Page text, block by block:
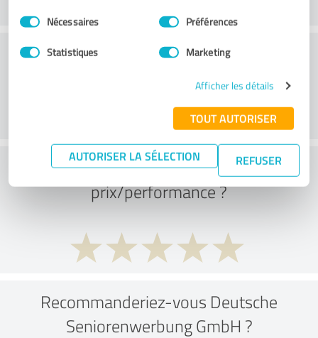
Sélection
du
Nécessaires Préférences
Statistiques Marketing
Afficher les détails
TOUT AUTORISER
AUTORISER LA SÉLECTION REFUSER
Service à la clientèle
Que pensez-vous du rapport
prix/performance ?
Recommanderiez-vous Deutsche
Seniorenwerbung GmbH ?